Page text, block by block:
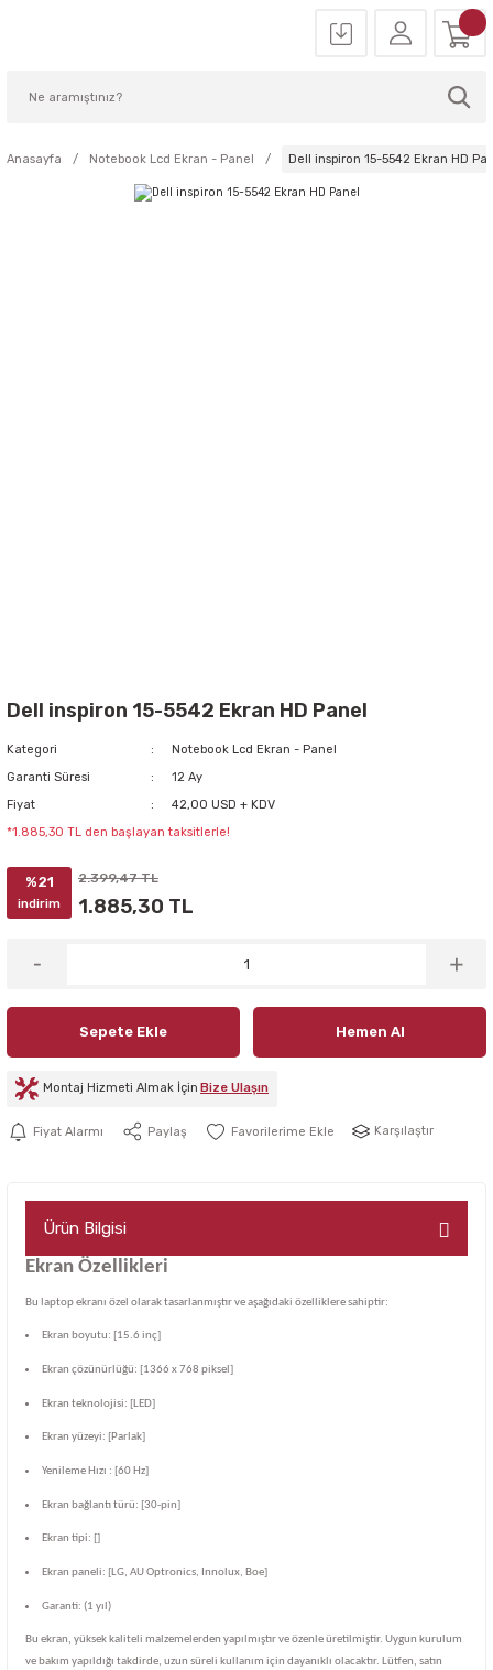
Anasayfa Notebook Lcd Ekran - Panel Dell inspiron 15-5542 Ekran HD
Dell inspiron 15-5542 Ekran HD Panel
Kategori
Notebook Lcd Ekran - Panel
Garanti Süresi
12 Ay
Fiyat
42,00 USD + KDV
*1.885,30 TL den başlayan taksitlerle!
%21
indirim
2.399,47 TL
1.885,30 TL
Sepete Ekle Hemen Al
Montaj Hizmeti Almak İçin Bize Ulaşın
Fiyat Alarmı Paylaş Karşılaştır
Ürün Bilgisi
Ekran Özellikleri
Bu laptop ekranı özel olarak tasarlanmıştır ve aşağıdaki özelliklere sahiptir:
Ekran boyutu: [15.6 inç]
Ekran çözünürlüğü: [1366 x 768 piksel]
Ekran teknolojisi: [LED]
Ekran yüzeyi: [Parlak]
Yenileme Hızı : [60 Hz]
Ekran bağlantı türü: [30-pin]
Ekran tipi: []
Ekran paneli: [LG, AU Optronics, Innolux, Boe]
Garanti: (1 yıl)
Bu ekran, yüksek kaliteli malzemelerden yapılmıştır ve özenle üretilmiştir. Uygun kurulum
ve bakım yapıldığı takdirde, uzun süreli kullanım için dayanıklı olacaktır. Lütfen, satın